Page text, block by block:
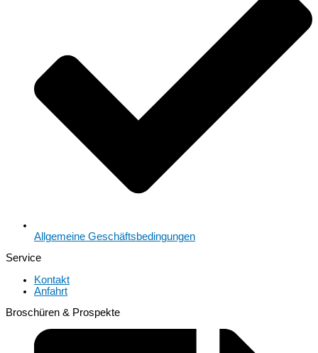
Allgemeine Geschäftsbedingungen
Service
Kontakt
Anfahrt
Broschüren & Prospekte